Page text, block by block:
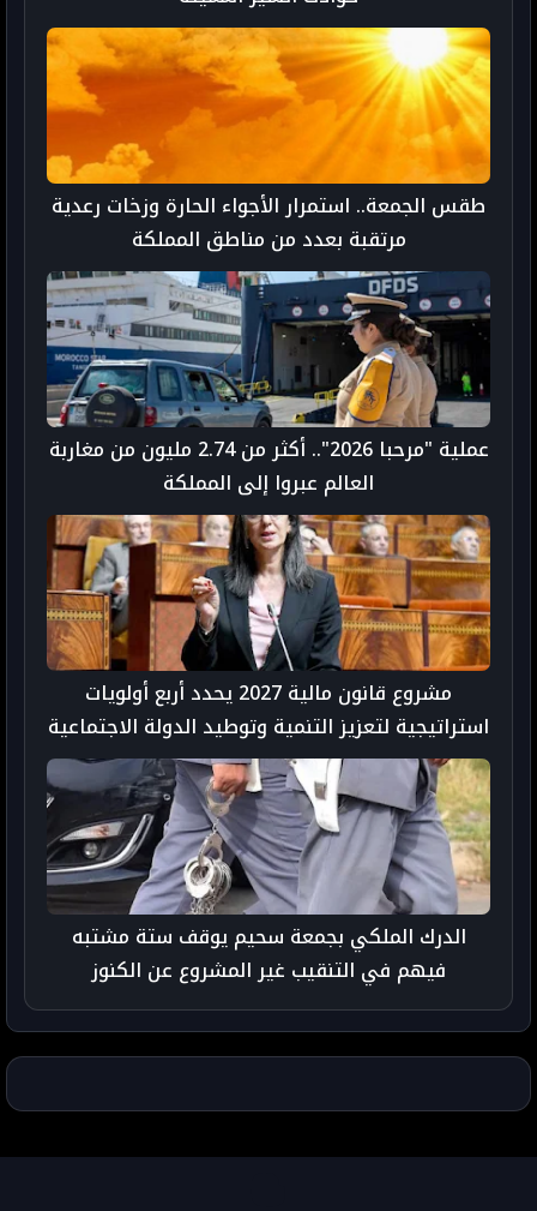
طقس الجمعة.. استمرار الأجواء الحارة وزخات رعدية
مرتقبة بعدد من مناطق المملكة
عملية "مرحبا 2026".. أكثر من 2.74 مليون من مغاربة
العالم عبروا إلى المملكة
مشروع قانون مالية 2027 يحدد أربع أولويات
استراتيجية لتعزيز التنمية وتوطيد الدولة الاجتماعية
الدرك الملكي بجمعة سحيم يوقف ستة مشتبه
فيهم في التنقيب غير المشروع عن الكنوز